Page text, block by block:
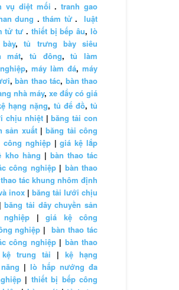
vụ diệt mối .tranh gao
dung . thám tử. luật
tử tư . thiết bị bếp âu,lò
,tủ trưng bày siêu
mát,tủ đông,tủ làm
, máy làm đá,máy
,bàn thao tác, bàn thao
nhà máy, xe đẩy có giá
hạng nặng, tủ để đồ,tủ
chịu nhiệt|băng tải con
sản xuất|băng tải công
công nghiệp|giá kệ lắp
kho hàng | bàn thao tác
công nghiệp| bàn thao
tác khung nhôm định
inox | băng tải lưới chịu
|băng tải dây chuyền sản
|giá kệ công
nghiệp |bàn thao tác
công nghiệp| bàn thao
kệ trung tải | kệ hạng
|lò hấp nướng đa
| thiết bị bếp công